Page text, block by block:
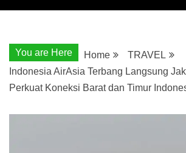
You are Here Home
TRAVEL
Indonesia AirAsia Terbang Langsung
Perkuat Koneksi Barat dan Timur